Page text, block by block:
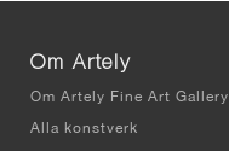
Om Artely
Om Artely Fine Art Gallery
Alla konstverk